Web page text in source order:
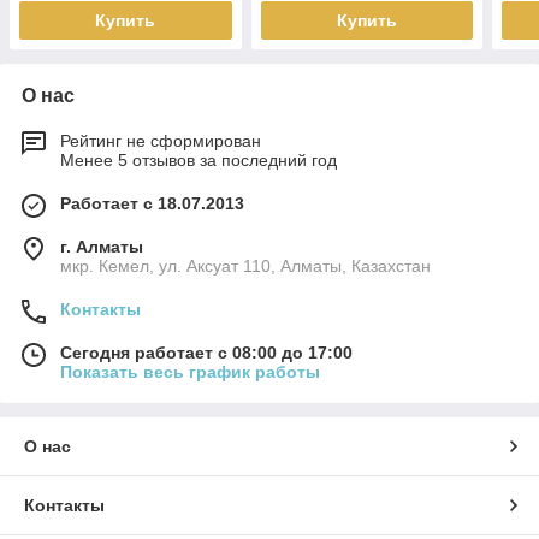
Купить Купить
О нас
Рейтинг не сформирован
Менее 5 отзывов за последний год
Работает с 18.07.2013
г. Алматы
мкр. Кемел, ул. Аксуат 110, Алматы, Казахстан
Контакты
Сегодня работает с 08:00 до 17:00
Показать весь график работы
О нас
Контакты